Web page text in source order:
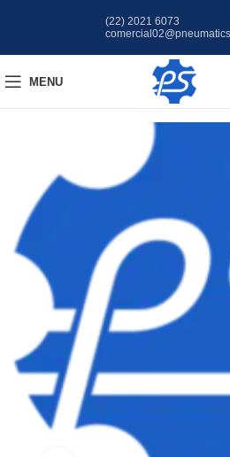
(22) 2021 6073
MENU